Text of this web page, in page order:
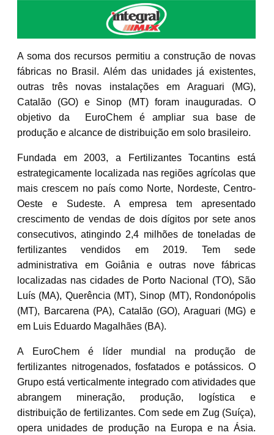
A soma dos recursos permitiu a construção de novas
fábricas no Brasil. Além das unidades já existentes,
outras três novas instalações em Araguari (MG),
Catalão (GO) e Sinop (MT) foram inauguradas. O
objetivo da EuroChem é ampliar sua base de
produção e alcance de distribuição em solo brasileiro.
Fundada em 2003, a Fertilizantes Tocantins está
estrategicamente localizada nas regiões agrícolas que
mais crescem no país como Norte, Nordeste, Centro-
Oeste e Sudeste. A empresa tem apresentado
crescimento de vendas de dois dígitos por sete anos
consecutivos, atingindo 2,4 milhões de toneladas de
fertilizantes vendidos em 2019. Tem sede
administrativa em Goiânia e outras nove fábricas
localizadas nas cidades de Porto Nacional (TO), São
Luís (MA), Querência (MT), Sinop (MT), Rondonópolis
(MT), Barcarena (PA), Catalão (GO), Araguari (MG) e
em Luis Eduardo Magalhães (BA).
A EuroChem é líder mundial na produção de
fertilizantes nitrogenados, fosfatados e potássicos. O
Grupo está verticalmente integrado com atividades que
abrangem mineração, produção, logística e
distribuição de fertilizantes. Com sede em Zug (Suíça),
opera unidades de produção na Europa e na Ásia.